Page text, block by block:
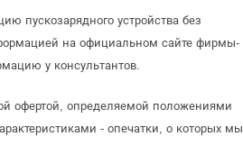
пускозарядного устройства без
на официальном сайте фирмы-
у консультантов.
офертой, определяемой положениями
- опечатки, о которых мы